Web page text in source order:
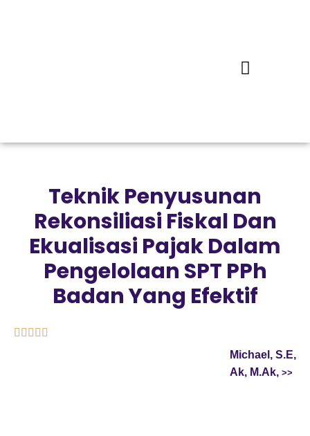
Teknik Penyusunan
Rekonsiliasi Fiskal Dan
Ekualisasi Pajak Dalam
Pengelolaan SPT PPh
Badan Yang Efektif
    
Michael, S.E,
Ak, M.Ak,